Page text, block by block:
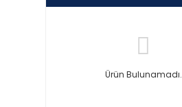
Ürün Bulunamadı.